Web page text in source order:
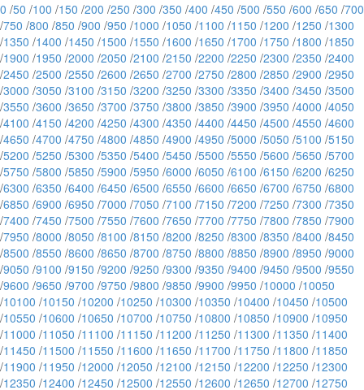
0 /50 /100 /150 /200 /250 /300 /350 /400 /450 /500 /550 /600 /650 /700
/750 /800 /850 /900 /950 /1000 /1050 /1100 /1150 /1200 /1250 /1300
/1350 /1400 /1450 /1500 /1550 /1600 /1650 /1700 /1750 /1800 /1850
/1900 /1950 /2000 /2050 /2100 /2150 /2200 /2250 /2300 /2350 /2400
/2450 /2500 /2550 /2600 /2650 /2700 /2750 /2800 /2850 /2900 /2950
/3000 /3050 /3100 /3150 /3200 /3250 /3300 /3350 /3400 /3450 /3500
/3550 /3600 /3650 /3700 /3750 /3800 /3850 /3900 /3950 /4000 /4050
/4100 /4150 /4200 /4250 /4300 /4350 /4400 /4450 /4500 /4550 /4600
/4650 /4700 /4750 /4800 /4850 /4900 /4950 /5000 /5050 /5100 /5150
/5200 /5250 /5300 /5350 /5400 /5450 /5500 /5550 /5600 /5650 /5700
/5750 /5800 /5850 /5900 /5950 /6000 /6050 /6100 /6150 /6200 /6250
/6300 /6350 /6400 /6450 /6500 /6550 /6600 /6650 /6700 /6750 /6800
/6850 /6900 /6950 /7000 /7050 /7100 /7150 /7200 /7250 /7300 /7350
/7400 /7450 /7500 /7550 /7600 /7650 /7700 /7750 /7800 /7850 /7900
/7950 /8000 /8050 /8100 /8150 /8200 /8250 /8300 /8350 /8400 /8450
/8500 /8550 /8600 /8650 /8700 /8750 /8800 /8850 /8900 /8950 /9000
/9050 /9100 /9150 /9200 /9250 /9300 /9350 /9400 /9450 /9500 /9550
/9600 /9650 /9700 /9750 /9800 /9850 /9900 /9950 /10000 /10050
/10100 /10150 /10200 /10250 /10300 /10350 /10400 /10450 /10500
/10550 /10600 /10650 /10700 /10750 /10800 /10850 /10900 /10950
/11000 /11050 /11100 /11150 /11200 /11250 /11300 /11350 /11400
/11450 /11500 /11550 /11600 /11650 /11700 /11750 /11800 /11850
/11900 /11950 /12000 /12050 /12100 /12150 /12200 /12250 /12300
/12350 /12400 /12450 /12500 /12550 /12600 /12650 /12700 /12750